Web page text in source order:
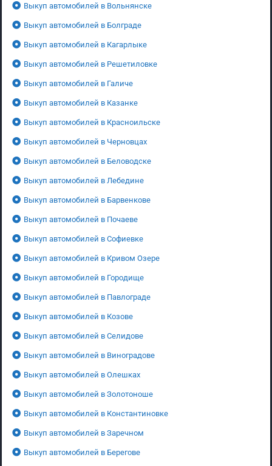
Выкуп автомобилей в Вольнянске
Выкуп автомобилей в Болграде
Выкуп автомобилей в Кагарлыке
Выкуп автомобилей в Решетиловке
Выкуп автомобилей в Галиче
Выкуп автомобилей в Казанке
Выкуп автомобилей в Красноильске
Выкуп автомобилей в Черновцах
Выкуп автомобилей в Беловодске
Выкуп автомобилей в Лебедине
Выкуп автомобилей в Барвенкове
Выкуп автомобилей в Почаеве
Выкуп автомобилей в Софиевке
Выкуп автомобилей в Кривом Озере
Выкуп автомобилей в Городище
Выкуп автомобилей в Павлограде
Выкуп автомобилей в Козове
Выкуп автомобилей в Селидове
Выкуп автомобилей в Виноградове
Выкуп автомобилей в Олешках
Выкуп автомобилей в Золотоноше
Выкуп автомобилей в Константиновке
Выкуп автомобилей в Заречном
Выкуп автомобилей в Берегове